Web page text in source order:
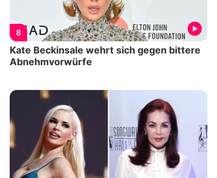
8
Kate Beckinsale wehrt sich gegen bittere
Abnehmvorwürfe